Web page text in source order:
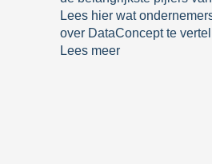
Lees hier wat
over DataConcept te
Lees meer